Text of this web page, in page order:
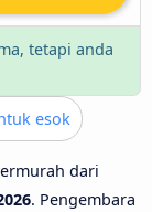
tetapi anda
esok
dari
. Pengembara